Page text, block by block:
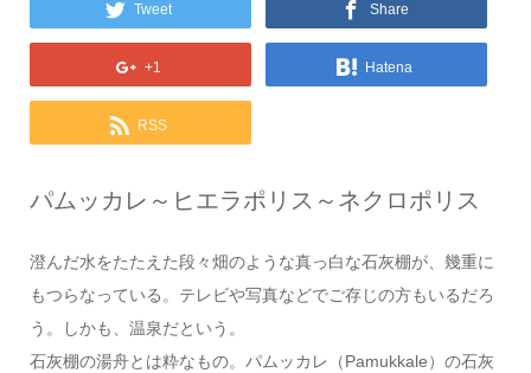
Tweet Share
+1 Hatena
RSS
パムッカレ～ヒエラポリス～ネクロポリス
澄んだ水をたたえた段々畑のような真っ白な石灰棚が、幾重に
もつらなっている。テレビや写真などでご存じの方もいるだろ
う。しかも、温泉だという。
石灰棚の湯舟とは粋なもの。パムッカレ（Pamukkale）の石灰